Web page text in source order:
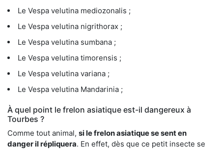
Le Vespa velutina mediozonalis ;
Le Vespa velutina nigrithorax ;
Le Vespa velutina sumbana ;
Le Vespa velutina timorensis ;
Le Vespa velutina variana ;
Le Vespa velutina Mandarinia ;
À quel point le frelon asiatique est-il dangereux à
Tourbes ?
Comme tout animal, si le frelon asiatique se sent en
danger il répliquera. En effet, dès que ce petit insecte se